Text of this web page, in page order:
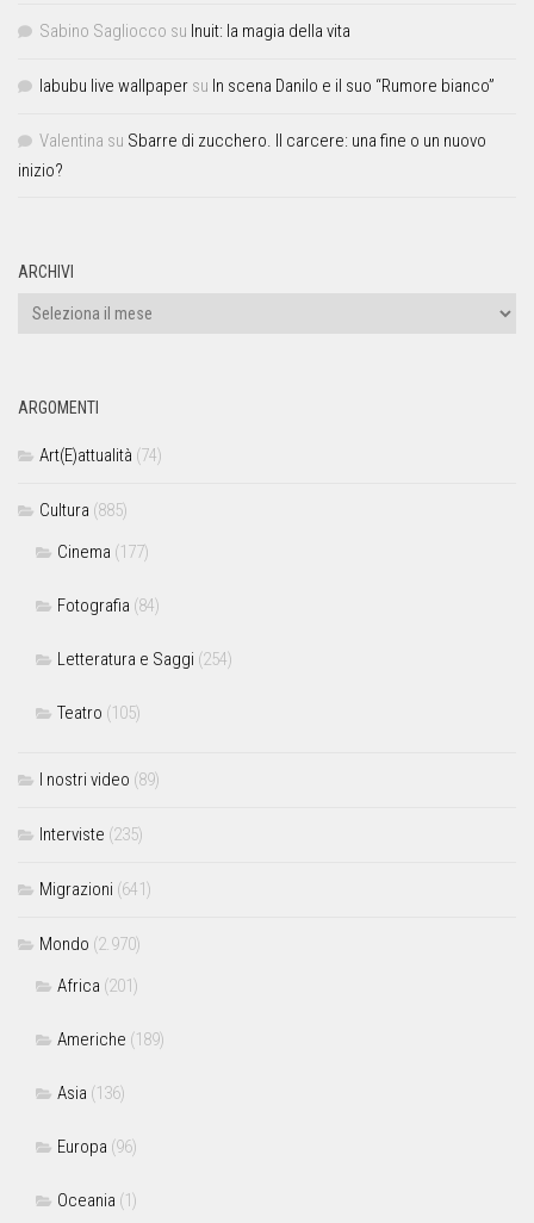
Sabino Sagliocco su Inuit: la magia della vita
labubu live wallpaper su In scena Danilo e il suo “Rumore bianco”
Valentina su Sbarre di zucchero. Il carcere: una fine o un nuovo
inizio?
ARCHIVI
ARGOMENTI
Art(E)attualità (74)
Cultura (885)
Cinema (177)
Fotografia (84)
Letteratura e Saggi (254)
Teatro (105)
I nostri video (89)
Interviste (235)
Migrazioni (641)
Mondo (2.970)
Africa (201)
Americhe (189)
Asia (136)
Europa (96)
Oceania (1)